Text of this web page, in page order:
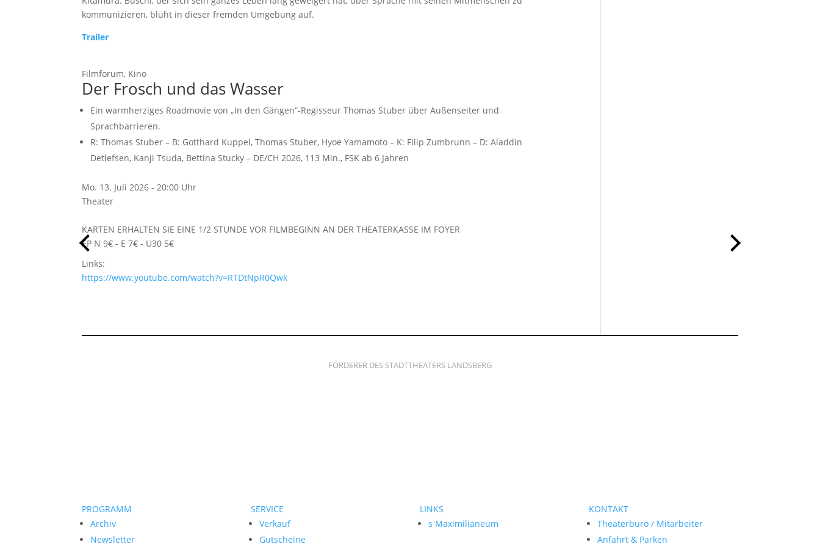
kommunizieren, blüht in dieser fremden Umgebung auf.
Trailer
Filmforum, Kino
Der Frosch und das Wasser
Ein warmherziges Roadmovie von „In den Gängen“-RegisseurThomas Stuber über Außenseiter und
Sprachbarrieren.
R:Thomas Stuber – B: Gotthard Kuppel,Thomas Stuber, Hyoe Yamamoto – K: Filip Zumbrunn – D:Aladdin
Detlefsen, Kanji Tsuda, Bettina Stucky – DE/CH 2026, 113 Min., FSK ab 6 Jahren
Mo. 13. Juli 2026 - 20:00 Uhr
Theater
KARTEN ERHALTEN SIE EINE 1/2 STUNDE VOR FILMBEGINN AN DER THEATERKASSE IM FOYER
EP N 9€ - E 7€ - U30 5€
Links:
https://www.youtube.com/watch?v=RTDtNpR0Qwk
FÖRDERER DES STADTTHEATERS LANDSBERG
PROGRAMM
Archiv
Newsletter
SERVICE
Verkauf
Gutscheine
LINKS
s Maximilianeum
KONTAKT
Theaterbüro / Mitarbeiter
Anfahrt & Parken